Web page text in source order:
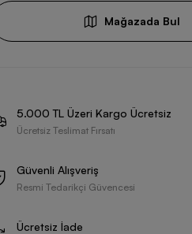
Mağazada Bul
5.000 TL Üzeri Kargo Ücretsiz
Ücretsiz Teslimat Fırsatı
Güvenli Alışveriş
Resmi Tedarikçi Güvencesi
Ücretsiz İade